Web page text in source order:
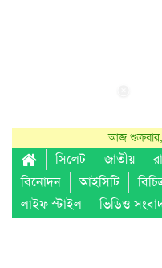
আজ
সিলেট জাতীয়
বিনোদন
আইসিটি
লাইফ স্টাইল
ভিডিও